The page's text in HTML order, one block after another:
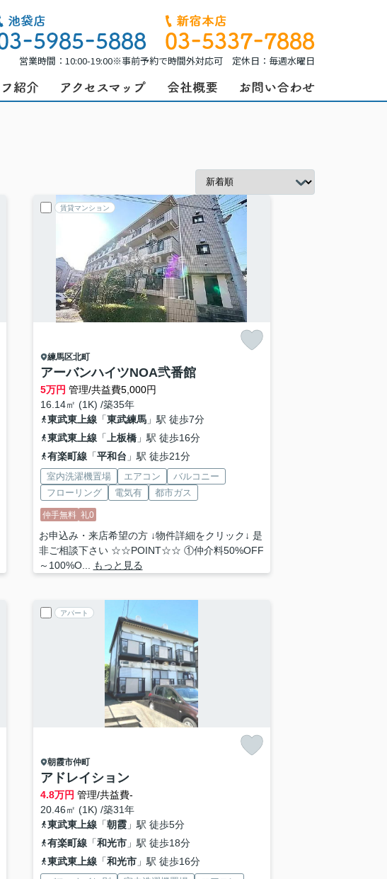
営業時間：10:00-19:00※事前予約で時間外対応可 定休日：毎週水曜日
賃貸マンション
練馬区北町
アーバンハイツNOA弐番館
5万円 管理/共益費5,000円
16.14㎡ (1K) /築35年
東武東上線「東武練馬」駅 徒歩7分
東武東上線「 上板橋」駅 徒歩16分
有楽町線「平和台 」駅 徒歩21分
室内洗濯機置場 エアコン
バルコニー
フローリング
電気有 都市ガス
仲手無料 礼0
お申込み・来店希望の方 ↓物件詳細をクリック↓ 是
非ご相談下さい ☆☆POINT☆☆ ①仲介料50%OFF
～100%O...
もっと見る
アパート
朝霞市仲町
アドレイション
4.8万円 管理/共益費-
20.46㎡ (1K) /築31年
東武東上線「朝霞」駅 徒歩5分
有楽町線「和光市」駅 徒歩18分
東武東上線「和光市」駅 徒歩16分